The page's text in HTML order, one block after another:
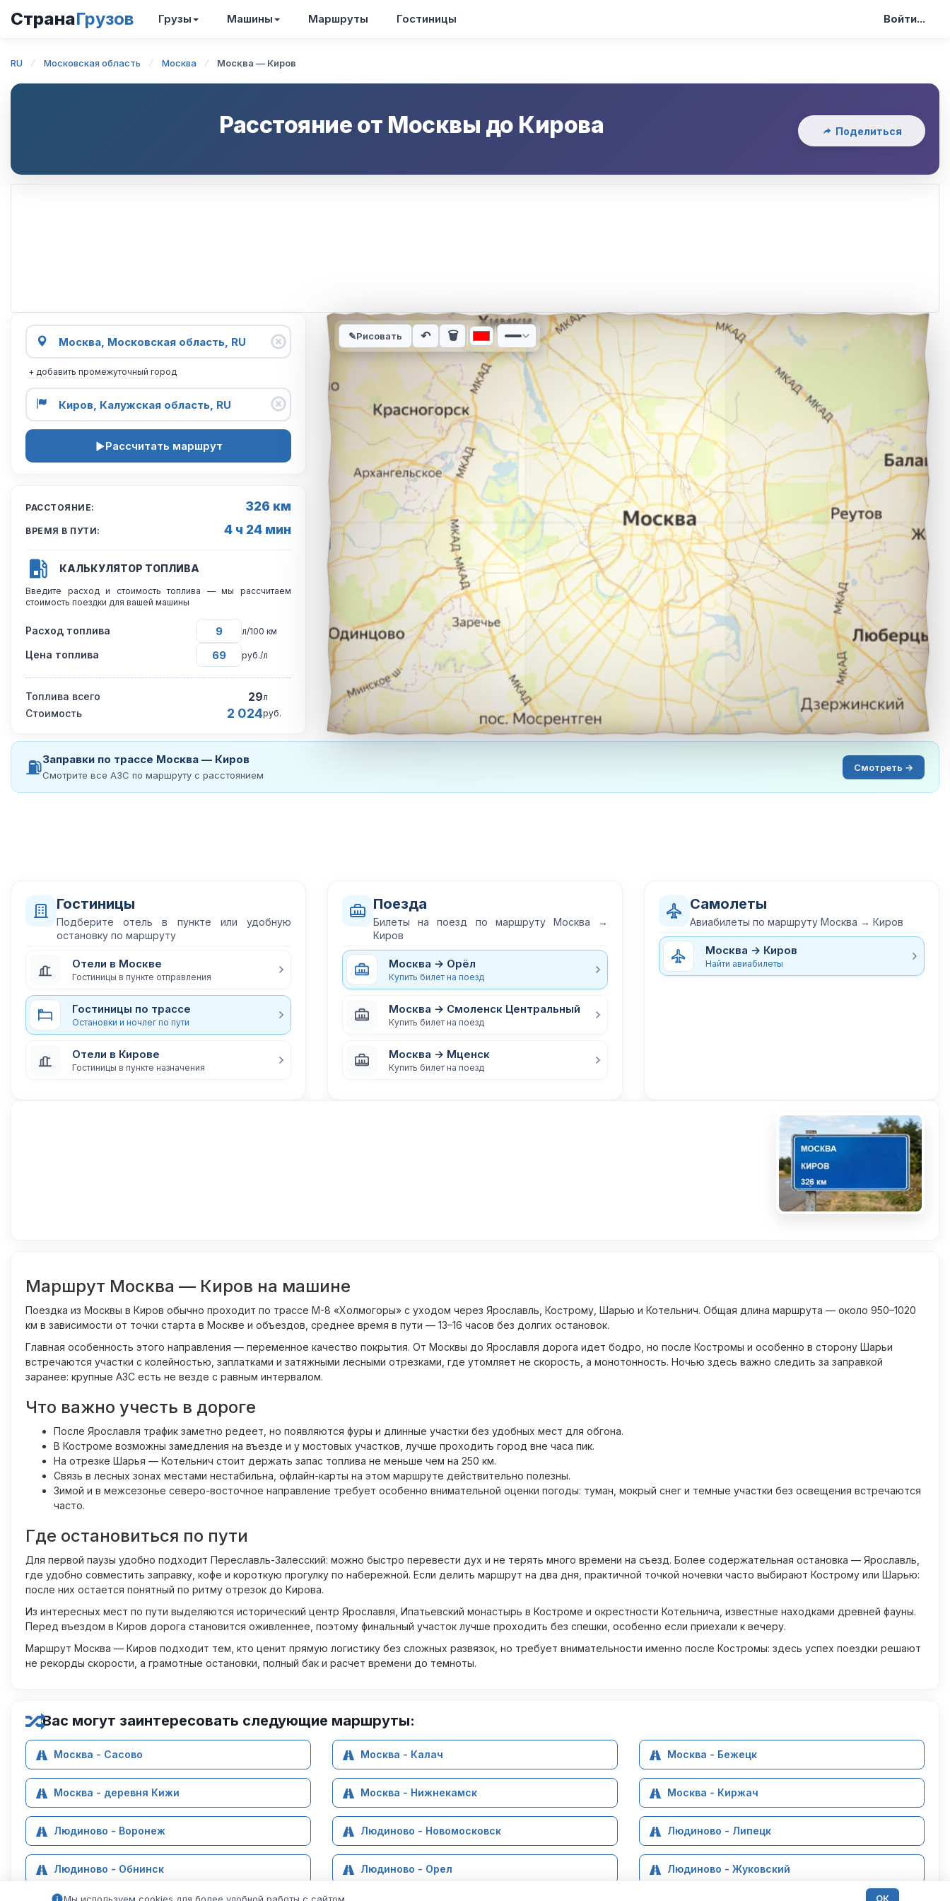
СтранаГрузов Грузы Машины Маршруты Гостиницы Войти...
RU Московская область Москва Москва — Киров
Расстояние от Москвы до Кирова Поделиться
+ добавить промежуточный город
Рассчитать маршрут
РАССТОЯНИЕ: 326 км
ВРЕМЯ В ПУТИ: 4 ч 24 мин
КАЛЬКУЛЯТОР ТОПЛИВА
Введите расход и стоимость топлива — мы рассчитаем
стоимость поездки для вашей машины
Расход топлива л/100 км
Цена топлива руб./л
Топлива всего 29л
Стоимость 2 024руб.
Интерактивная карта автомобильного маршрута из города Москва в город Киров.
✎Рисовать ↶ 🗑
⛽Заправки по трассе Москва — Киров
Смотрите все АЗС по маршруту с расстоянием
Смотреть →
Гостиницы
Подберите отель в пункте или удобную
остановку по маршруту
Отели в Москве
Гостиницы в пункте отправления
Гостиницы по трассе
Остановки и ночлег по пути
Отели в Кирове
Гостиницы в пункте назначения
Поезда
Билеты на поезд по маршруту Москва →
Киров
Москва → Орёл
Купить билет на поезд
Москва → Смоленск Центральный
Купить билет на поезд
Москва → Мценск
Купить билет на поезд
Самолеты
Авиабилеты по маршруту Москва → Киров
Москва → Киров
Найти авиабилеты
Маршрут Москва — Киров на машине
Поездка из Москвы в Киров обычно проходит по трассе М-8 «Холмогоры» с уходом через Ярославль, Кострому, Шарью и Котельнич. Общая длина маршрута — около 950–1020
км в зависимости от точки старта в Москве и объездов, среднее время в пути — 13–16 часов без долгих остановок.
Главная особенность этого направления — переменное качество покрытия. От Москвы до Ярославля дорога идет бодро, но после Костромы и особенно в сторону Шарьи
встречаются участки с колейностью, заплатками и затяжными лесными отрезками, где утомляет не скорость, а монотонность. Ночью здесь важно следить за заправкой
заранее: крупные АЗС есть не везде с равным интервалом.
Что важно учесть в дороге
После Ярославля трафик заметно редеет, но появляются фуры и длинные участки без удобных мест для обгона.
В Костроме возможны замедления на въезде и у мостовых участков, лучше проходить город вне часа пик.
На отрезке Шарья — Котельнич стоит держать запас топлива не меньше чем на 250 км.
Связь в лесных зонах местами нестабильна, офлайн-карты на этом маршруте действительно полезны.
Зимой и в межсезонье северо-восточное направление требует особенно внимательной оценки погоды: туман, мокрый снег и темные участки без освещения встречаются
часто.
Где остановиться по пути
Для первой паузы удобно подходит Переславль-Залесский: можно быстро перевести дух и не терять много времени на съезд. Более содержательная остановка — Ярославль,
где удобно совместить заправку, кофе и короткую прогулку по набережной. Если делить маршрут на два дня, практичной точкой ночевки часто выбирают Кострому или Шарью:
после них остается понятный по ритму отрезок до Кирова.
Из интересных мест по пути выделяются исторический центр Ярославля, Ипатьевский монастырь в Костроме и окрестности Котельнича, известные находками древней фауны.
Перед въездом в Киров дорога становится оживленнее, поэтому финальный участок лучше проходить без спешки, особенно если приехали к вечеру.
Маршрут Москва — Киров подходит тем, кто ценит прямую логистику без сложных развязок, но требует внимательности именно после Костромы: здесь успех поездки решают
не рекорды скорости, а грамотные остановки, полный бак и расчет времени до темноты.
Вас могут заинтересовать следующие маршруты:
Москва - Сасово Москва - Калач Москва - Бежецк
Москва - деревня Кижи Москва - Нижнекамск Москва - Киржач
Людиново - Воронеж Людиново - Новомосковск Людиново - Липецк
Людиново - Обнинск Людиново - Орел Людиново - Жуковский
Мы используем cookies для более удобной работы с сайтом. ОК